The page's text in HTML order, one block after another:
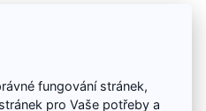
fungování stránek,
pro Vaše potřeby a